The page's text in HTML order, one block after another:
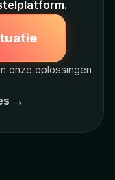
onze oplossingen
→